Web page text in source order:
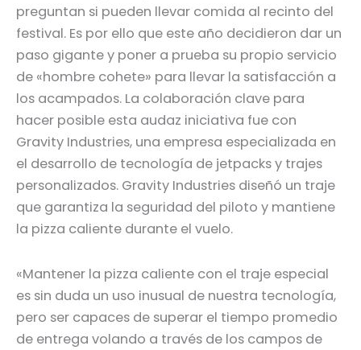
preguntan si pueden llevar comida al recinto del
festival. Es por ello que este año decidieron dar un
paso gigante y poner a prueba su propio servicio
de «hombre cohete» para llevar la satisfacción a
los acampados. La colaboración clave para
hacer posible esta audaz iniciativa fue con
Gravity Industries, una empresa especializada en
el desarrollo de tecnología de jetpacks y trajes
personalizados. Gravity Industries diseñó un traje
que garantiza la seguridad del piloto y mantiene
la pizza caliente durante el vuelo.
«Mantener la pizza caliente con el traje especial
es sin duda un uso inusual de nuestra tecnología,
pero ser capaces de superar el tiempo promedio
de entrega volando a través de los campos de